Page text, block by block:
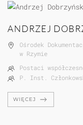
ANDRZEJ
Ośrodek
w Rzymie
Postaci
P. Inst.
WIĘCEJ